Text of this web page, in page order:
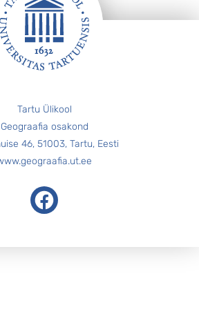
Tartu Ülikool
Geograafia osakond
46, 51003, Tartu, Eesti
Facebook